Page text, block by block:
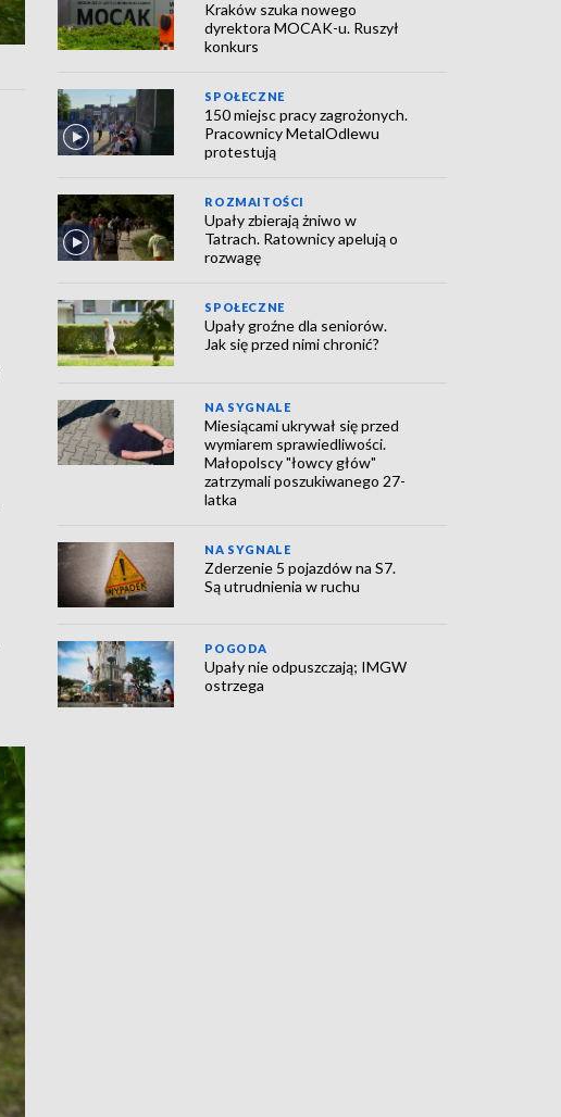
Kraków szuka nowego
dyrektora MOCAK-u. Ruszył
konkurs
SPOŁECZNE
150 miejsc pracy zagrożonych.
Pracownicy MetalOdlewu
protestują
ROZMAITOŚCI
Upały zbierają żniwo w
Tatrach. Ratownicy apelują o
rozwagę
SPOŁECZNE
Upały groźne dla seniorów.
Jak się przed nimi chronić?
NA SYGNALE
Miesiącami ukrywał się przed
wymiarem sprawiedliwości.
Małopolscy "łowcy głów"
zatrzymali poszukiwanego 27-
latka
NA SYGNALE
Zderzenie 5 pojazdów na S7.
Są utrudnienia w ruchu
POGODA
Upały nie odpuszczają; IMGW
ostrzega